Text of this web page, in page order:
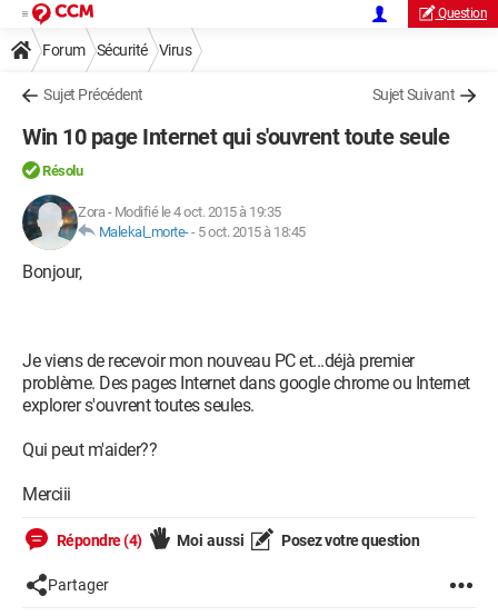
Question
Forum Sécurité Virus
Sujet Précédent Sujet Suivant
Win 10 page Internet qui s'ouvrent toute seule
Résolu
Zora- Modifié le 4 oct. 2015 à 19:35
Malekal_morte-- 5 oct. 2015 à 18:45
Bonjour,
Je viens de recevoir mon nouveau PC et...déjà premier
problème. Des pages Internet dans google chrome ou Internet
explorer s'ouvrent toutes seules.
Qui peut m'aider??
Merciii
Répondre (4) Moi aussi Posez votre question
Partager